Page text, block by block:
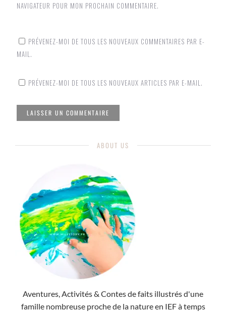
NAVIGATEUR POUR MON PROCHAIN COMMENTAIRE.
PRÉVENEZ-MOI DE TOUS LES NOUVEAUX COMMENTAIRES PAR E-
MAIL.
PRÉVENEZ-MOI DE TOUS LES NOUVEAUX ARTICLES PAR E-MAIL.
ABOUT US
Aventures, Activités & Contes de faits illustrés d'une
famille nombreuse proche de la nature en IEF à temps